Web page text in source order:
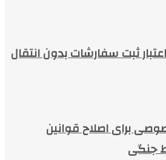
ثبت سفارشات بدون انتقال
برای اصلاح قوانین
جنگی